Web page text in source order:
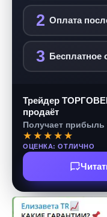
2 Оплата
3 Бесплатное
Трейдер
продаёт
Получает прибыль
★★★★★
ОЦЕНКА: ОТЛИЧНО